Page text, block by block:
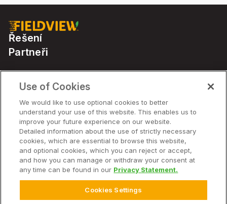
Řešení
Partneři
Řešení:
Společnost:
© 2026 Bayer. Všechna práva vyhrazena.
Podmínky použití webu
Use of Cookies
We would like to use optional cookies to better
understand your use of this website. This enables us to
improve your future experience on our website.
Detailed information about the use of strictly necessary
cookies, which are essential to browse this website,
and optional cookies, which you can reject or accept,
and how you can manage or withdraw your consent at
any time can be found in our Privacy Statement.
Cookies Settings